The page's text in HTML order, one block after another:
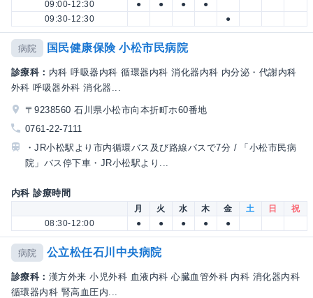
09:00-12:30
● ● ●
●
09:30-12:30
●
病院 国民健康保険 小松市民病院
診療科： 内科 呼吸器内科 循環器内科 消化器内科 内分泌・代謝内科
外科 呼吸器外科 消化器...
〒9238560 石川県小松市向本折町ホ60番地
0761-22-7111
・JR小松駅より市内循環バス及び路線バスで7分 / 「小松市民病
院」バス停下車・JR小松駅より...
内科 診療時間
月 火 水 木 金 土 日
祝
08:30-12:00
● ● ● ● ●
病院 公立松任石川中央病院
診療科： 漢方外来 小児外科 血液内科 心臓血管外科 内科 消化器内科
循環器内科 腎高血圧内...